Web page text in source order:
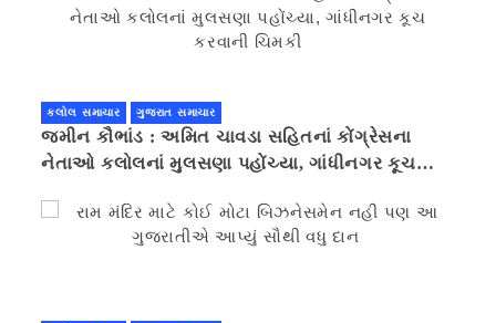
કલોલ સમાચાર ગુજરાત સમાચાર
જમીન કૌભાંડ : અમિત ચાવડા સહિતનાં કોંગ્રેસના
નેતાઓ કલોલનાં મુલસણા પહોંચ્યા, ગાંધીનગર કૂચ